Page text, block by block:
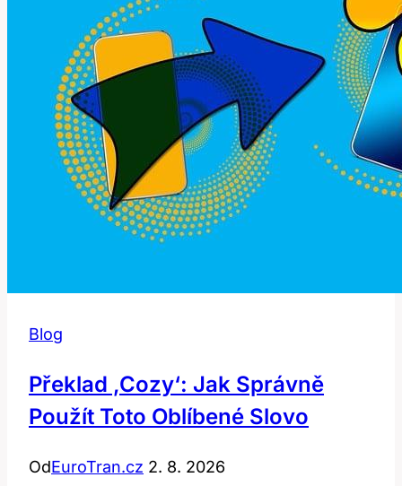
Blog
Překlad ‚cozy‘: Jak Správně
Použít Toto Oblíbené Slovo
OdEuroTran.cz 2. 8. 2026